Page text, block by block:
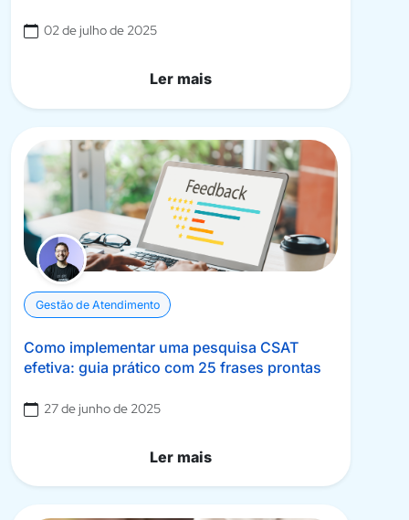
02 de julho de 2025
Ler mais
Gestão de Atendimento
Como implementar uma pesquisa CSAT
efetiva: guia prático com 25 frases prontas
27 de junho de 2025
Ler mais